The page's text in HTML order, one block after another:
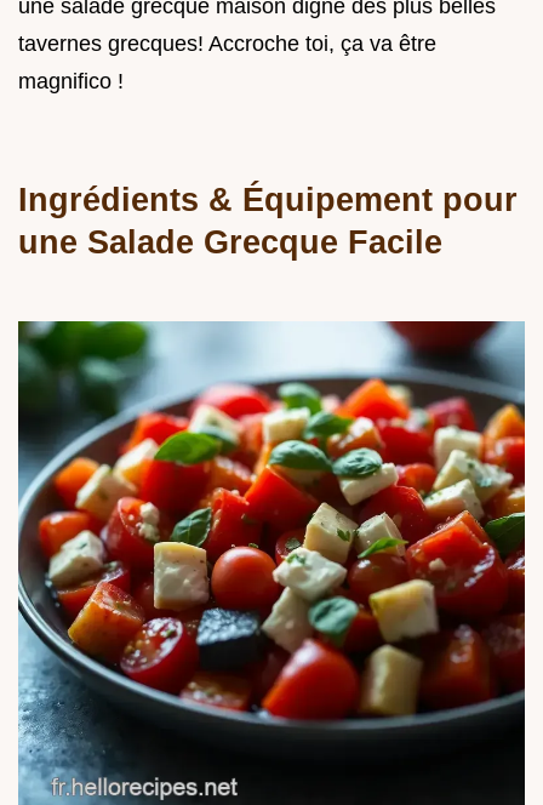
une salade grecque maison digne des plus belles
tavernes grecques! Accroche toi, ça va être
magnifico !
Ingrédients & Équipement pour
une Salade Grecque Facile